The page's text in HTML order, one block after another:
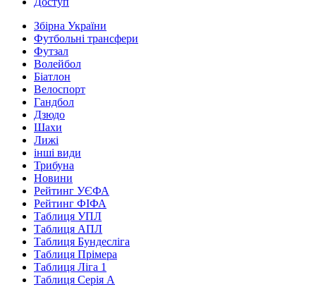
Збірна України
Футбольні трансфери
Футзал
Волейбол
Біатлон
Велоспорт
Гандбол
Дзюдо
Шахи
Лижі
інші види
Трибуна
Новини
Рейтинг УЄФА
Рейтинг ФІФА
Таблиця УПЛ
Таблиця АПЛ
Таблиця Бундесліга
Таблиця Прімера
Таблиця Ліга 1
Таблиця Серія А